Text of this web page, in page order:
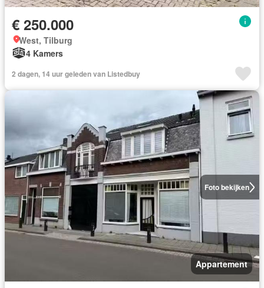
€ 250.000
West, Tilburg
4 Kamers
2 dagen, 14 uur geleden van Listedbuy
Foto bekijken
Appartement